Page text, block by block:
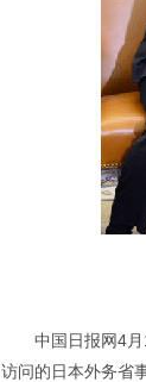
中国日报网4
访问的日本外务省